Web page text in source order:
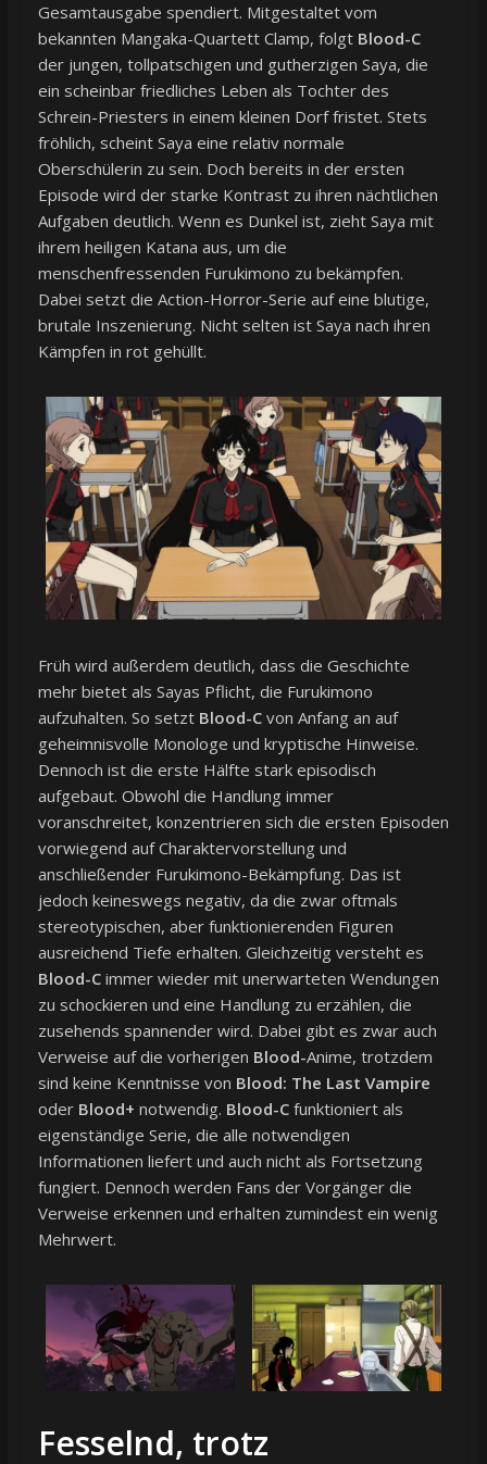
Gesamtausgabe spendiert. Mitgestaltet vom
bekannten Mangaka-Quartett Clamp, folgt Blood-C
der jungen, tollpatschigen und gutherzigen Saya, die
ein scheinbar friedliches Leben als Tochter des
Schrein-Priesters in einem kleinen Dorf fristet. Stets
fröhlich, scheint Saya eine relativ normale
Oberschülerin zu sein. Doch bereits in der ersten
Episode wird der starke Kontrast zu ihren nächtlichen
Aufgaben deutlich. Wenn es Dunkel ist, zieht Saya mit
ihrem heiligen Katana aus, um die
menschenfressenden Furukimono zu bekämpfen.
Dabei setzt die Action-Horror-Serie auf eine blutige,
brutale Inszenierung. Nicht selten ist Saya nach ihren
Kämpfen in rot gehüllt.
Früh wird außerdem deutlich, dass die Geschichte
mehr bietet als Sayas Pflicht, die Furukimono
aufzuhalten. So setzt Blood-Cvon Anfang an auf
geheimnisvolle Monologe und kryptische Hinweise.
Dennoch ist die erste Hälfte stark episodisch
aufgebaut. Obwohl die Handlung immer
voranschreitet, konzentrieren sich die ersten Episoden
vorwiegend auf Charaktervorstellung und
anschließender Furukimono-Bekämpfung. Das ist
jedoch keineswegs negativ, da die zwar oftmals
stereotypischen, aber funktionierenden Figuren
ausreichend Tiefe erhalten. Gleichzeitig versteht es
Blood-Cimmer wieder mit unerwarteten Wendungen
zu schockieren und eine Handlung zu erzählen, die
zusehends spannender wird. Dabei gibt es zwar auch
Verweise auf die vorherigen Blood-Anime, trotzdem
sind keine Kenntnisse von Blood: The Last Vampire
oder Blood+ notwendig. Blood-Cfunktioniert als
eigenständige Serie, die alle notwendigen
Informationen liefert und auch nicht als Fortsetzung
fungiert. Dennoch werden Fans der Vorgänger die
Verweise erkennen und erhalten zumindest ein wenig
Mehrwert.
Fesselnd, trotz